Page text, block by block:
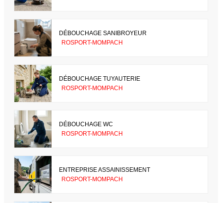
DÉBOUCHAGE SANIBROYEUR
ROSPORT-MOMPACH
DÉBOUCHAGE TUYAUTERIE
ROSPORT-MOMPACH
DÉBOUCHAGE WC
ROSPORT-MOMPACH
ENTREPRISE ASSAINISSEMENT
ROSPORT-MOMPACH